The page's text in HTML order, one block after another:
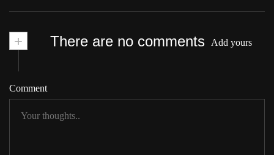
+ There are no comments Add yours
Comment